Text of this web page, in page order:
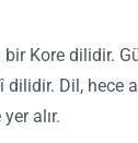
bir Kore dilidir.
Dil, hece
alır.